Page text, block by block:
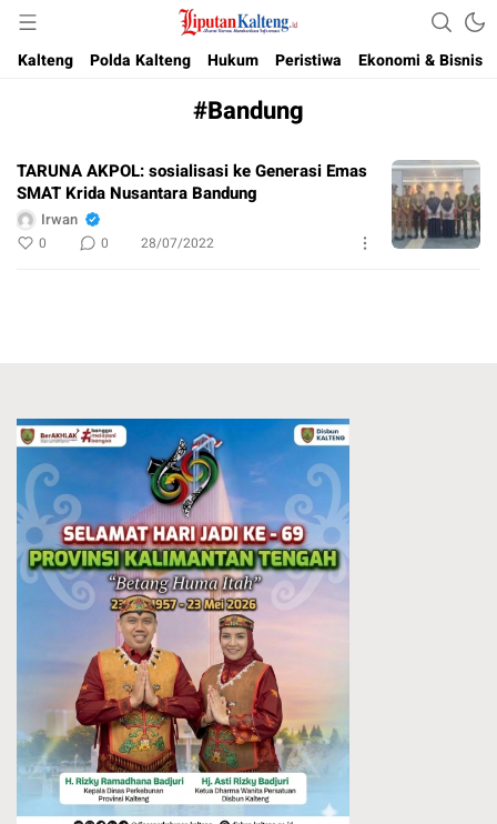
Liputan Kalteng
Akurat, Terpercaya & Independent
Kalteng
Polda Kalteng Hukum Peristiwa Ekonomi & Bisnis
#Bandung
TARUNA AKPOL: sosialisasi ke Generasi Emas
SMAT Krida Nusantara Bandung
Irwan
0 0 28/07/2022